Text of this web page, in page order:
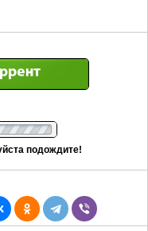
подождите!